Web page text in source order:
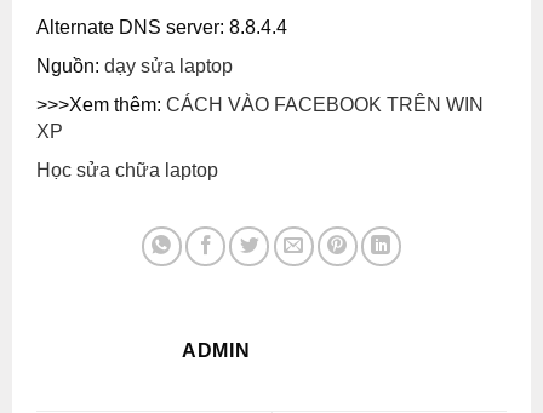
Alternate DNS server: 8.8.4.4
Nguồn: dạy sửa laptop
>>>Xem thêm: CÁCH VÀO FACEBOOK TRÊN WIN
XP
Học sửa chữa laptop
ADMIN